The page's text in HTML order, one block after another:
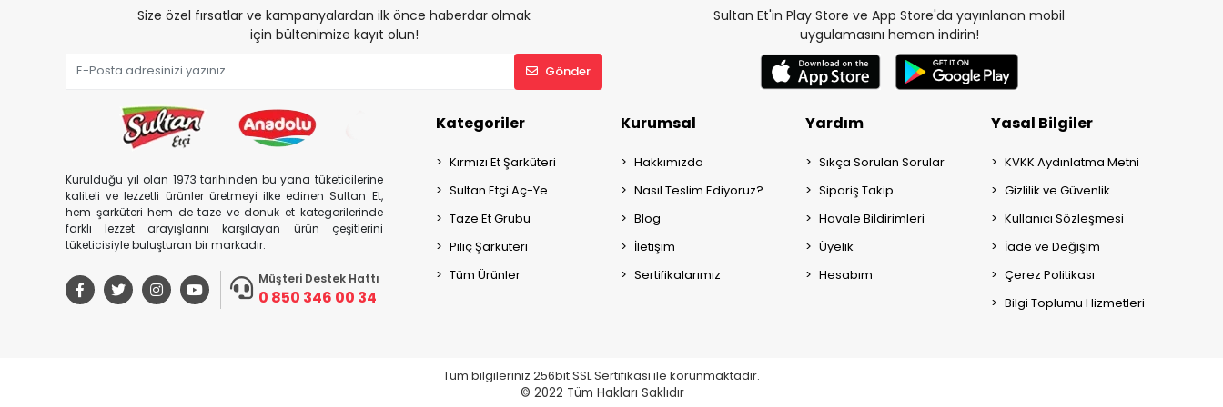
Size özel fırsatlar ve kampanyalardan ilk önce haberdar olmak
için bültenimize kayıt olun!
Gönder
Sultan Et'in Play Store ve App Store'da yayınlanan mobil
uygulamasını hemen indirin!
Kurulduğu yıl olan 1973 tarihinden bu yana tüketicilerine
kaliteli ve lezzetli ürünler üretmeyi ilke edinen Sultan Et,
hem şarküteri hem de taze ve donuk et kategorilerinde
farklı lezzet arayışlarını karşılayan ürün çeşitlerini
tüketicisiyle buluşturan bir markadır.
Müşteri Destek Hattı
0 850 346 00 34
Kategoriler
Kırmızı Et Şarküteri
Sultan Etçi Aç-Ye
Taze Et Grubu
Piliç Şarküteri
Tüm Ürünler
Kurumsal
Hakkımızda
Nasıl Teslim Ediyoruz?
Blog
İletişim
Sertifikalarımız
Yardım
Sıkça Sorulan Sorular
Sipariş Takip
Havale Bildirimleri
Üyelik
Hesabım
Yasal Bilgiler
KVKK Aydınlatma Metni
Gizlilik ve Güvenlik
Kullanıcı Sözleşmesi
İade ve Değişim
Çerez Politikası
Bilgi Toplumu Hizmetleri
Tüm bilgileriniz 256bit SSL Sertifikası ile korunmaktadır.
© 2022 Tüm Hakları Saklıdır